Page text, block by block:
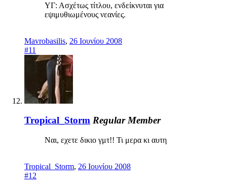
YΓ: Ασχέτως τίτλου, ενδείκνυται για
εψιμυθιωμένους νεανίες.
Mavrobasilis, 26 Ιουνίου 2008
#11
Tropical_Storm Regular Member
Ναι, εχετε δικιο γμτ!! Τι μερα κι αυτη
Tropical_Storm, 26 Ιουνίου 2008
#12